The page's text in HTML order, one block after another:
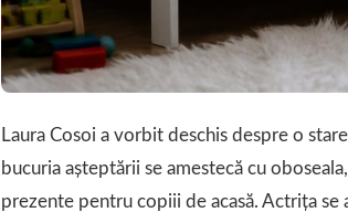
Laura Cosoi a vorbit deschis despre o
bucuria așteptării se amestecă cu
prezente pentru copiii de acasă. Actrița se